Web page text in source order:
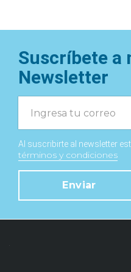
Suscríbete a
Newsletter
Al suscribirte al newsletter
términos y condiciones
Enviar